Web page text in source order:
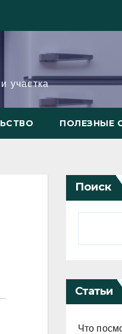
участка
ПОЛЕЗНЫЕ
Поиск
Статьи
Что